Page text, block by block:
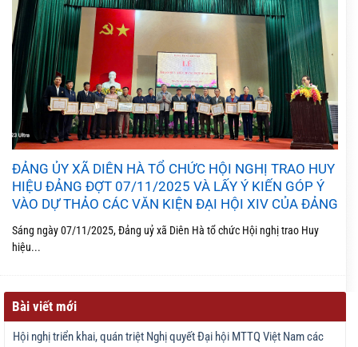
ĐẢNG ỦY XÃ DIÊN HÀ TỔ CHỨC HỘI NGHỊ TRAO HUY
HIỆU ĐẢNG ĐỢT 07/11/2025 VÀ LẤY Ý KIẾN GÓP Ý
VÀO DỰ THẢO CÁC VĂN KIỆN ĐẠI HỘI XIV CỦA ĐẢNG
Sáng ngày 07/11/2025, Đảng uỷ xã Diên Hà tổ chức Hội nghị trao Huy
hiệu...
Bài viết mới
Hội nghị triển khai, quán triệt Nghị quyết Đại hội MTTQ Việt Nam các